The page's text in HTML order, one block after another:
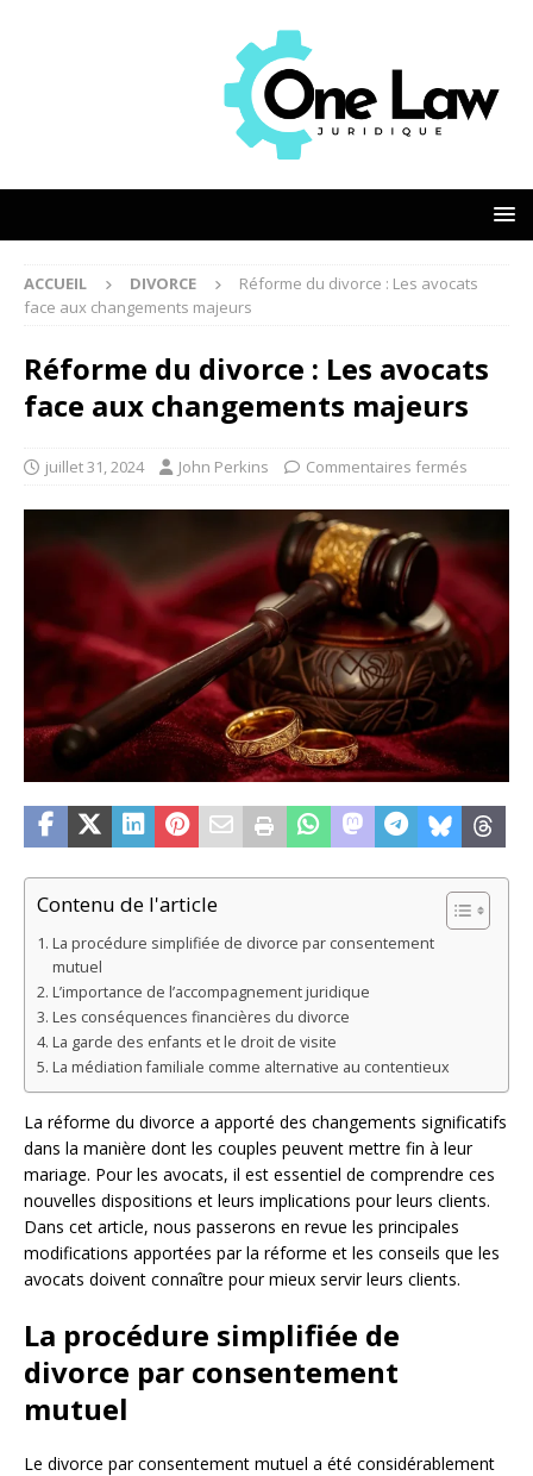
ACCUEIL DIVORCE
Réforme du divorce : Les avocats
face aux changements majeurs
Réforme du divorce : Les avocats
face aux changements majeurs
juillet 31, 2024 John Perkins Commentaires fermés
Contenu de l'article
La procédure simplifiée de divorce par consentement
mutuel
L’importance de l’accompagnement juridique
Les conséquences financières du divorce
La garde des enfants et le droit de visite
La médiation familiale comme alternative au contentieux
La réforme du divorce a apporté des changements significatifs
dans la manière dont les couples peuvent mettre fin à leur
mariage. Pour les avocats, il est essentiel de comprendre ces
nouvelles dispositions et leurs implications pour leurs clients.
Dans cet article, nous passerons en revue les principales
modifications apportées par la réforme et les conseils que les
avocats doivent connaître pour mieux servir leurs clients.
La procédure simplifiée de
divorce par consentement
mutuel
Le divorce par consentement mutuel a été considérablement